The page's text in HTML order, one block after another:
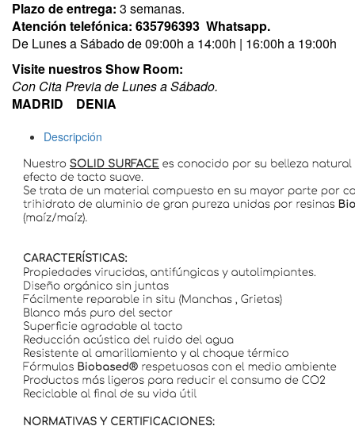
Plazo de entrega: 3 semanas.
Atención telefónica: 635796393 Whatsapp.
De Lunes a Sábado de 09:00h a 14:00h | 16:00h a 19:00h
Visite nuestros Show Room:
​Con Cita Previa de Lunes a Sábado.
MADRID DENIA
Descripción